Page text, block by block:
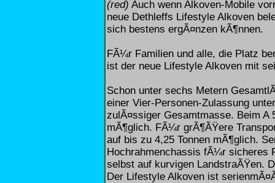
(red) Auch wenn Alkoven-Mobile
neue Dethleffs Lifestyle Alkoven
sich bestens ergÃ¤nzen kÃ¶nnen.
FÃ¼r Familien und alle, die Platz
ist der neue Lifestyle Alkoven mit
Schon unter sechs Metern
einer Vier-Personen-Zulassung
zulÃ¤ssiger Gesamtmasse. Beim A
mÃ¶glich. FÃ¼r grÃ¶ÃŸere
auf bis zu 4,25 Tonnen mÃ¶glich.
Hochrahmenchassis fÃ¼r sicheres
selbst auf kurvigen LandstraÃŸen.
Der Lifestyle Alkoven ist